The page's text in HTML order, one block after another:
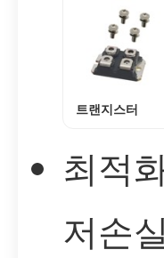
트랜지스터
최적
저손